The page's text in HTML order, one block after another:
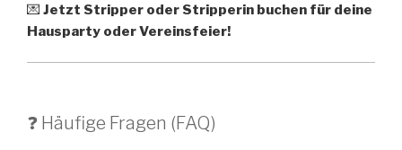
💌 Jetzt Stripper oder Stripperin buchen für deine
Hausparty oder Vereinsfeier!
❓ Häufige Fragen (FAQ)